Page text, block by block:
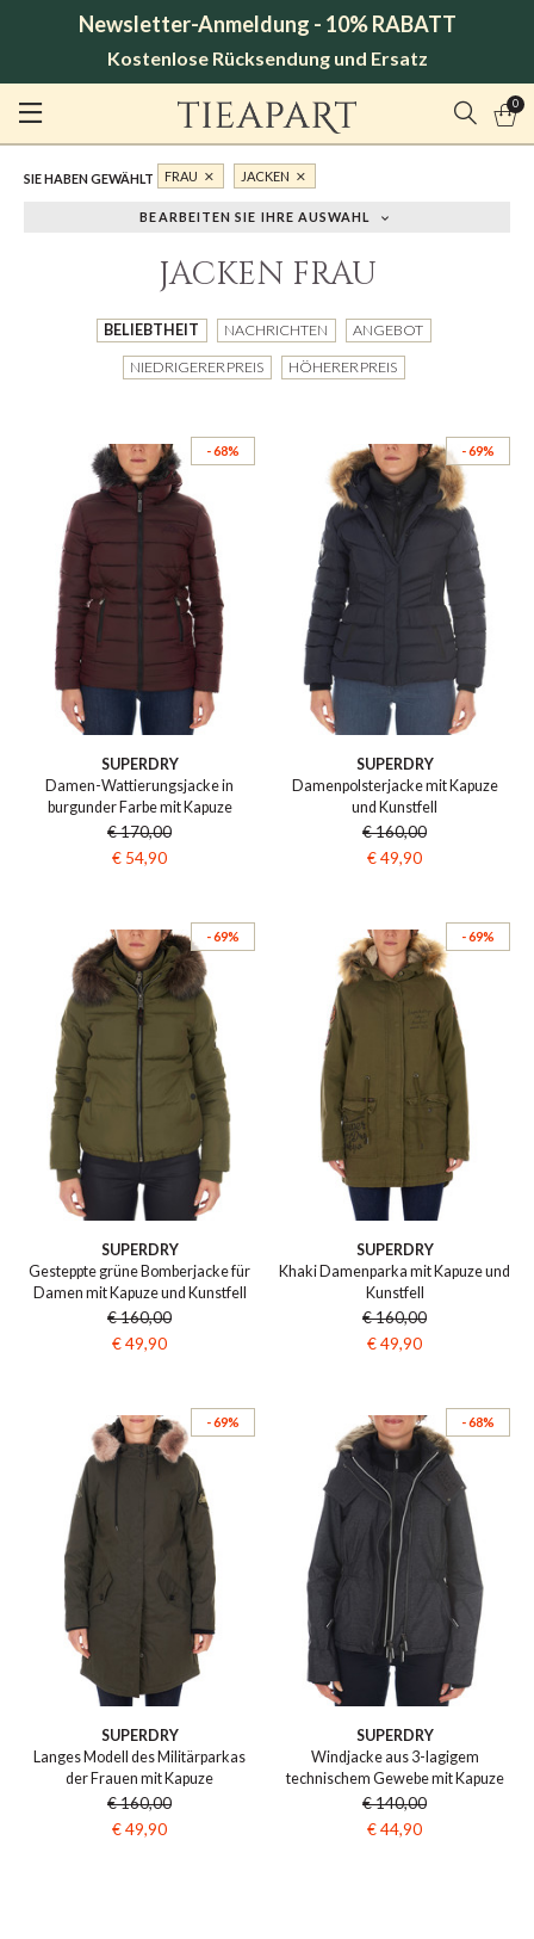
Newsletter-Anmeldung - 10% RABATT
Kostenlose Rücksendung und Ersatz
0
SIE HABEN GEWÄHLT FRAU JACKEN
BEARBEITEN SIE IHRE AUSWAHL
JACKEN FRAU
BELIEBTHEIT NACHRICHTEN ANGEBOT
NIEDRIGERER PREIS HÖHERER PREIS
- 68%
SUPERDRY
Damen-Wattierungsjacke in
burgunder Farbe mit Kapuze
€ 170,00
€ 54,90
- 69%
SUPERDRY
Damenpolsterjacke mit Kapuze
und Kunstfell
€ 160,00
€ 49,90
- 69%
SUPERDRY
Gesteppte grüne Bomberjacke für
Damen mit Kapuze und Kunstfell
€ 160,00
€ 49,90
- 69%
SUPERDRY
Khaki Damenparka mit Kapuze und
Kunstfell
€ 160,00
€ 49,90
- 69%
SUPERDRY
Langes Modell des Militärparkas
der Frauen mit Kapuze
€ 160,00
€ 49,90
- 68%
SUPERDRY
Windjacke aus 3-lagigem
technischem Gewebe mit Kapuze
€ 140,00
€ 44,90